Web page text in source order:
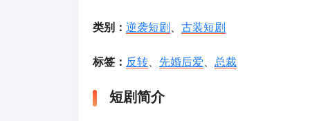
类别： 逆袭短剧、 古装短剧
标签： 反转、 先婚后爱、 总裁
短剧简介